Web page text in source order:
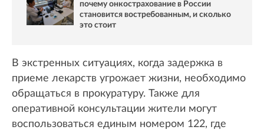
почему онкострахование в России
становится востребованным, и сколько
это стоит
В экстренных ситуациях, когда задержка в
приеме лекарств угрожает жизни, необходимо
обращаться в прокуратуру. Также для
оперативной консультации жители могут
воспользоваться единым номером 122, где